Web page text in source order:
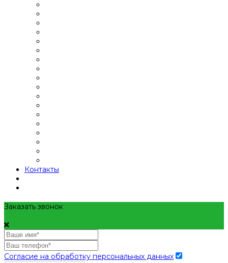
Контакты
Заказать звонок
Согласие на обработку персональных данных